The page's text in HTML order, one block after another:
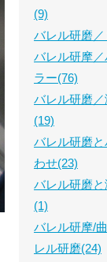
(9)
バレル研磨
バレル研摩
ラー(76)
バレル研磨
(19)
バレル研磨
わせ(23)
バレル研磨
(1)
バレル研摩/
レル研磨(24)